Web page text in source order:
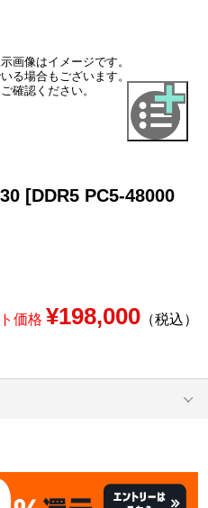
画像はイメージです。
る場合もございます。
確認ください。
[DDR5 PC5-48000
価格 ¥198,000（税込）